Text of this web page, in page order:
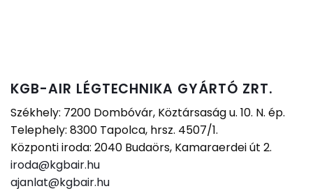
KGB-AIR LÉGTECHNIKA GYÁRTÓ ZRT.
Székhely: 7200 Dombóvár, Köztársaság u. 10. N. ép.
Telephely: 8300 Tapolca, hrsz. 4507/1.
Központi iroda: 2040 Budaörs, Kamaraerdei út 2.
iroda@kgbair.hu
ajanlat@kgbair.hu